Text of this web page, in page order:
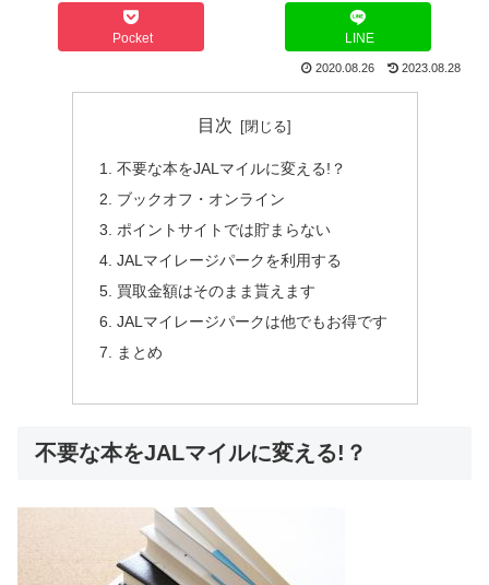
Pocket LINE
2020.08.26 2023.08.28
目次
不要な本をJALマイルに変える!？
ブックオフ・オンライン
ポイントサイトでは貯まらない
JALマイレージパークを利用する
買取金額はそのまま貰えます
JALマイレージパークは他でもお得です
まとめ
不要な本をJALマイルに変える!？